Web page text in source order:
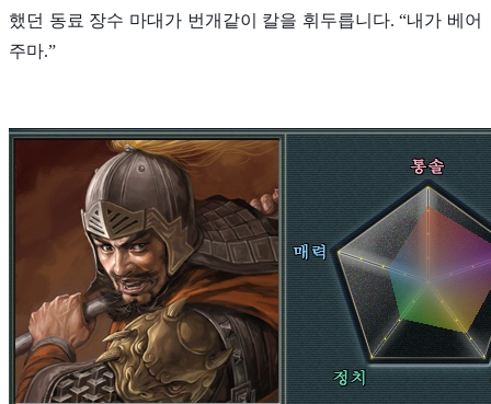
했던 동료 장수 마대가 번개같이 칼을 휘두릅니다. “내가 베어
주마.”